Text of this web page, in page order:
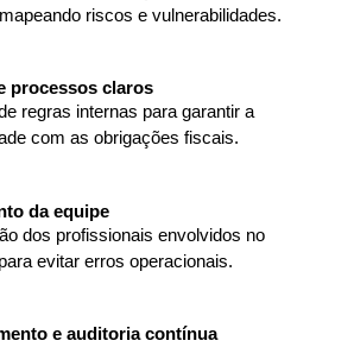
riscos e vulnerabilidades.
processos claros
regras internas para garantir a
com as obrigações fiscais.
da equipe
dos profissionais envolvidos no
evitar erros operacionais.
e auditoria contínua